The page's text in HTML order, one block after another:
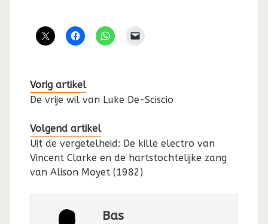
Vorig artikel
De vrije wil van Luke De-Sciscio
Volgend artikel
Uit de vergetelheid: De kille electro van
Vincent Clarke en de hartstochtelijke zang
van Alison Moyet (1982)
Bas